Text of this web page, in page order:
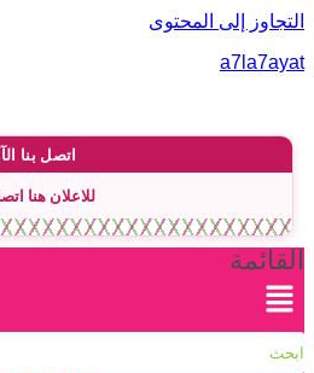
إلى المحتوى
اتصل بنا الآن
للاعلان هنا اتصل